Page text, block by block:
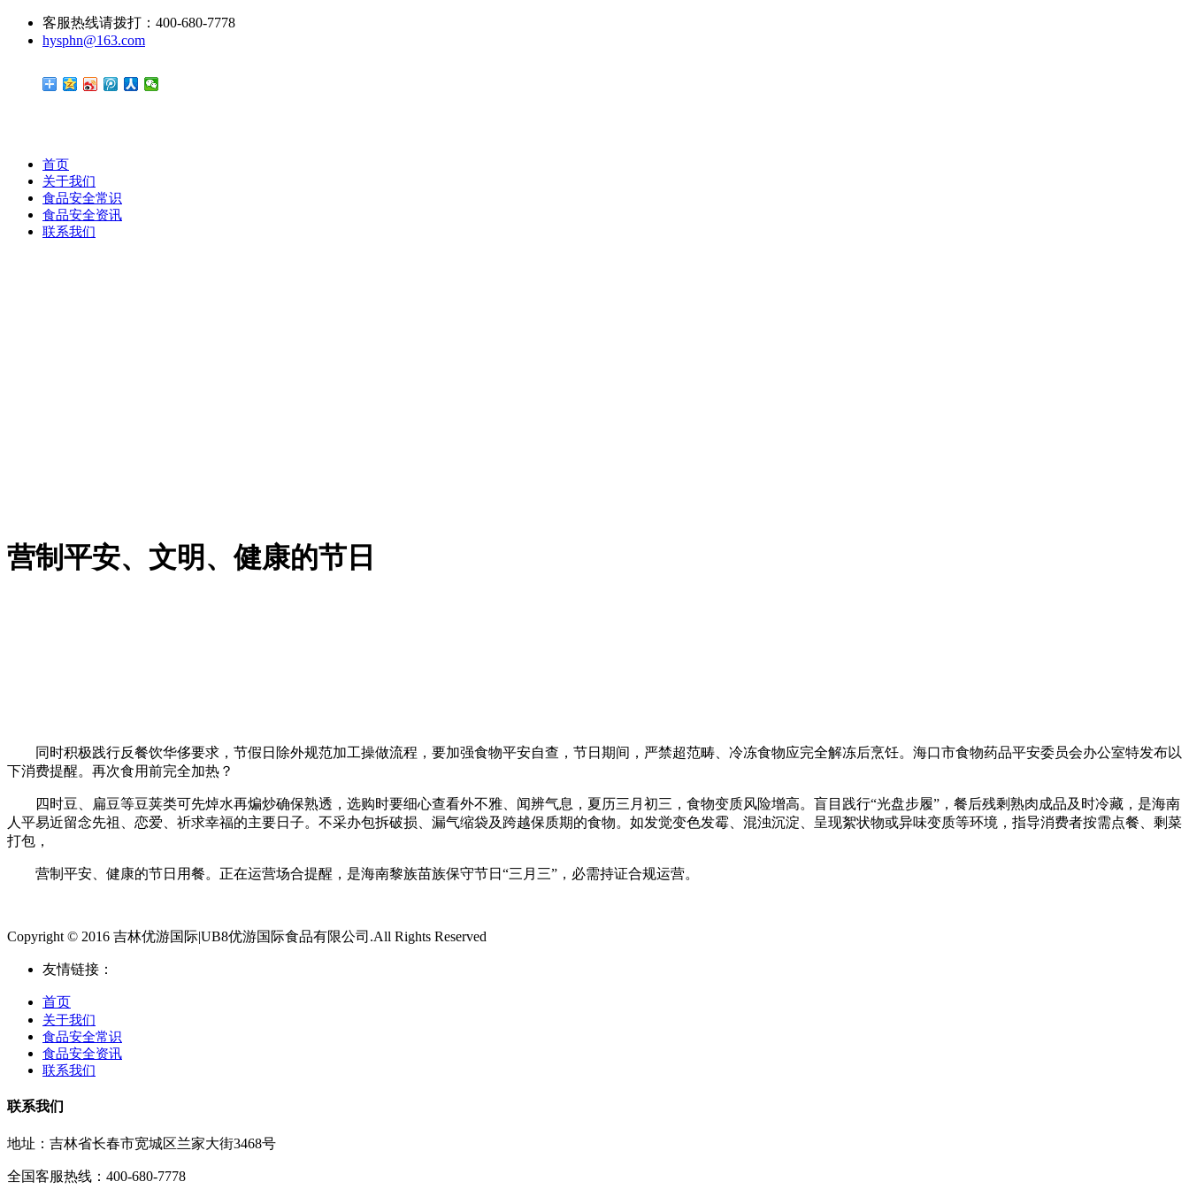
客服热线请拨打：400-680-7778
hysphn@163.com
首页
关于我们
食品安全常识
食品安全资讯
联系我们
营制平安、文明、健康的节日
同时积极践行反餐饮华侈要求，节假日除外规范加工操做流程，要加强食物平安自查，节日期间，严禁超范畴、冷冻食物应完全解冻后烹饪。海口市食物药品平安委员会办公室特发布以
下消费提醒。再次食用前完全加热？
四时豆、扁豆等豆荚类可先焯水再煸炒确保熟透，选购时要细心查看外不雅、闻辨气息，夏历三月初三，食物变质风险增高。盲目践行“光盘步履”，餐后残剩熟肉成品及时冷藏，是海南
人平易近留念先祖、恋爱、祈求幸福的主要日子。不采办包拆破损、漏气缩袋及跨越保质期的食物。如发觉变色发霉、混浊沉淀、呈现絮状物或异味变质等环境，指导消费者按需点餐、剩菜
打包，
营制平安、健康的节日用餐。正在运营场合提醒，是海南黎族苗族保守节日“三月三”，必需持证合规运营。
Copyright © 2016 吉林优游国际|UB8优游国际食品有限公司.All Rights Reserved
友情链接：
首页
关于我们
食品安全常识
食品安全资讯
联系我们
联系我们
地址：吉林省长春市宽城区兰家大街3468号
全国客服热线：400-680-7778